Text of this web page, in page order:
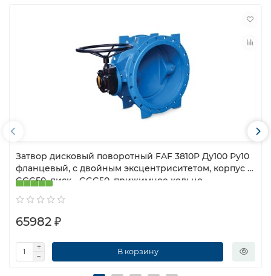
Затвор дисковый поворотный FAF 3810P Ду100 Ру10
фланцевый, с двойным эксцентриситетом, корпус -
GGG50, диск - GGG50, прижимное кольцо -
редуктором
65982 ₽
В корзину